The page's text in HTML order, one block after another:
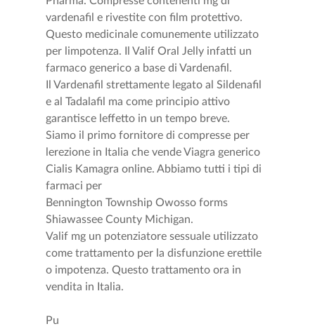
vardenafil e rivestite con film protettivo.
Questo medicinale comunemente utilizzato
per limpotenza. Il Valif Oral Jelly infatti un
farmaco generico a base di Vardenafil.
Il Vardenafil strettamente legato al Sildenafil
e al Tadalafil ma come principio attivo
garantisce leffetto in un tempo breve.
Siamo il primo fornitore di compresse per
lerezione in Italia che vende Viagra generico
Cialis Kamagra online. Abbiamo tutti i tipi di
farmaci per
Bennington Township Owosso forms
Shiawassee County Michigan.
Valif mg un potenziatore sessuale utilizzato
come trattamento per la disfunzione erettile
o impotenza. Questo trattamento ora in
vendita in Italia.
Pu